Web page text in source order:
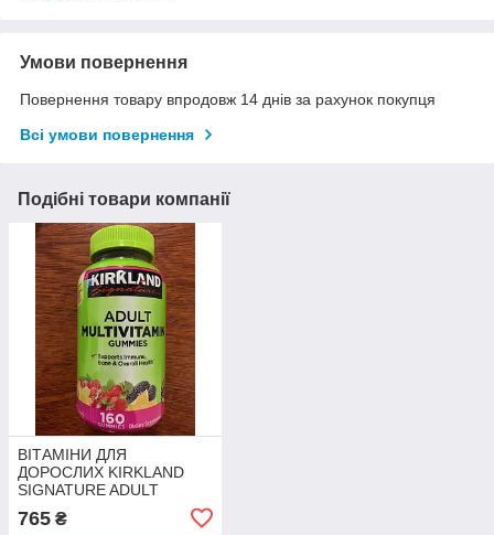
Умови повернення
Повернення товару впродовж 14 днів за рахунок покупця
Всі умови повернення
Подібні товари компанії
ВІТАМІНИ ДЛЯ
ДОРОСЛИХ KIRKLAND
SIGNATURE ADULT
Multivitamin Gummie 160
шт
765 ₴